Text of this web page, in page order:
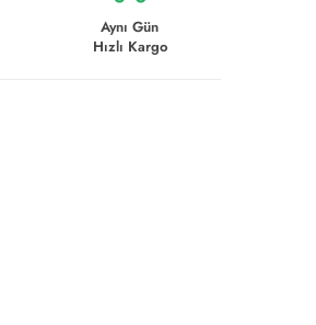
Aynı Gün
Hızlı Kargo